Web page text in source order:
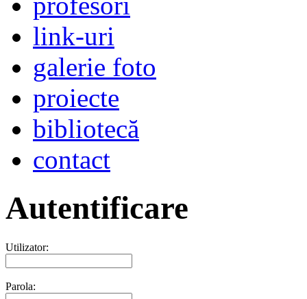
link-uri
galerie foto
proiecte
bibliotecă
contact
Autentificare
Utilizator:
Parola: